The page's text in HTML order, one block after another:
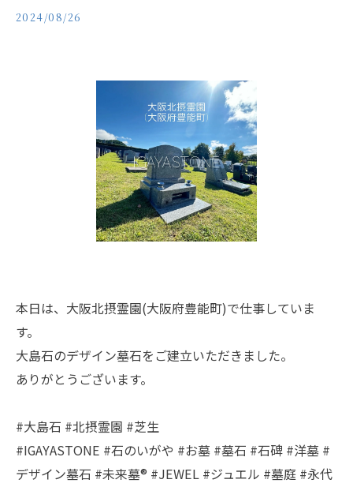
2024/08/26
本日は、大阪北摂霊園(大阪府豊能町)で仕事していま
す。
大島石のデザイン墓石をご建立いただきました。
ありがとうございます。
#大島石 #北摂霊園 #芝生
#IGAYASTONE #石のいがや #お墓 #墓石 #石碑 #洋墓 #
デザイン墓石 #未来墓® #JEWEL #ジュエル #墓庭 #永代